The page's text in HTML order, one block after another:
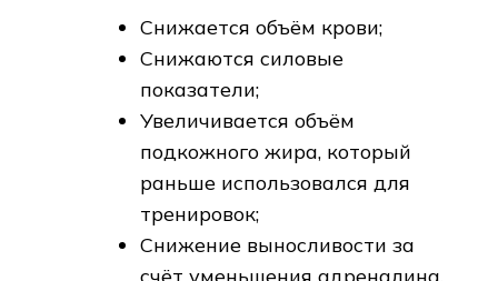
Снижается объём крови;
Снижаются силовые
показатели;
Увеличивается объём
подкожного жира, который
раньше использовался для
тренировок;
Снижение выносливости за